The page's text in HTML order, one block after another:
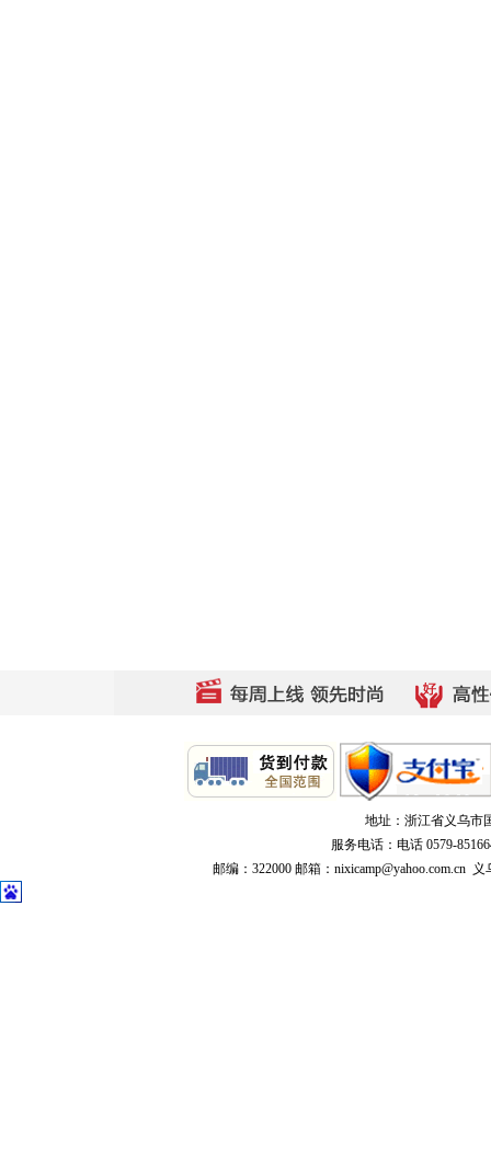
地址：浙江省义乌市
服务电话：电话 0579-
邮编：322000 邮箱：nixicamp@yahoo.com.cn